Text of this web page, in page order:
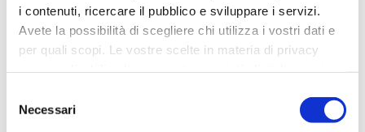
i contenuti, ricercare il pubblico e sviluppare i servizi.
Avete la possibilità di scegliere chi utilizza i vostri dati e
per quali scopi. Le vostre scelte in materia di privacy
revocare il proprio consenso in qualsiasi momento dalla
Dichiarazione sui cookie o facendo clic sull'icona di
delNecessari
parametri.Non è che “uno” ha preso il posto di
“un altro”. AncheTao Geoghegan Hart doveva
esserci per esempio, ma non stava molto bene e
quindi non è qui al Giro. Ed è stato il lizza fino